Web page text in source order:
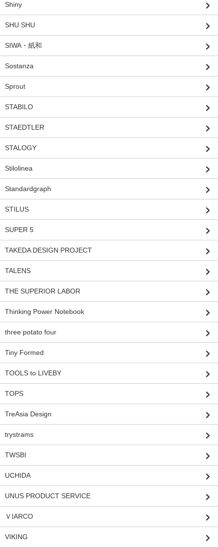
Shiny
SHU SHU
SIWA・紙和
Sostanza
Sprout
STABILO
STAEDTLER
STALOGY
Stilolinea
Standardgraph
STILUS
SUPER 5
TAKEDA DESIGN PROJECT
TALENS
THE SUPERIOR LABOR
Thinking Power Notebook
three potato four
Tiny Formed
TOOLS to LIVEBY
TOPS
TreAsia Design
trystrams
TWSBI
UCHIDA
UNUS PRODUCT SERVICE
ＶIARCO
VIKING